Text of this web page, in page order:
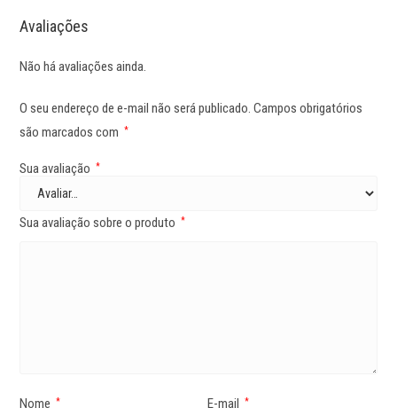
Avaliações
Não há avaliações ainda.
O seu endereço de e-mail não será publicado. Campos obrigatórios
são marcados com
*
Sua avaliação *
Sua avaliação sobre o produto *
Nome * E-mail *